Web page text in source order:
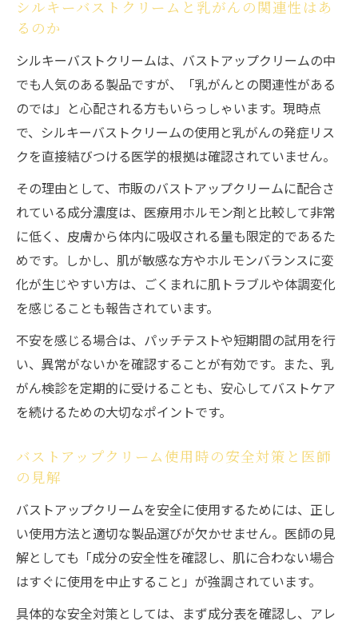
シルキーバストクリームと乳がんの関連性はあ
るのか
シルキーバストクリームは、バストアップクリームの中
でも人気のある製品ですが、「乳がんとの関連性がある
のでは」と心配される方もいらっしゃいます。現時点
で、シルキーバストクリームの使用と乳がんの発症リス
クを直接結びつける医学的根拠は確認されていません。
その理由として、市販のバストアップクリームに配合さ
れている成分濃度は、医療用ホルモン剤と比較して非常
に低く、皮膚から体内に吸収される量も限定的であるた
めです。しかし、肌が敏感な方やホルモンバランスに変
化が生じやすい方は、ごくまれに肌トラブルや体調変化
を感じることも報告されています。
不安を感じる場合は、パッチテストや短期間の試用を行
い、異常がないかを確認することが有効です。また、乳
がん検診を定期的に受けることも、安心してバストケア
を続けるための大切なポイントです。
バストアップクリーム使用時の安全対策と医師
の見解
バストアップクリームを安全に使用するためには、正し
い使用方法と適切な製品選びが欠かせません。医師の見
解としても「成分の安全性を確認し、肌に合わない場合
はすぐに使用を中止すること」が強調されています。
具体的な安全対策としては、まず成分表を確認し、アレ